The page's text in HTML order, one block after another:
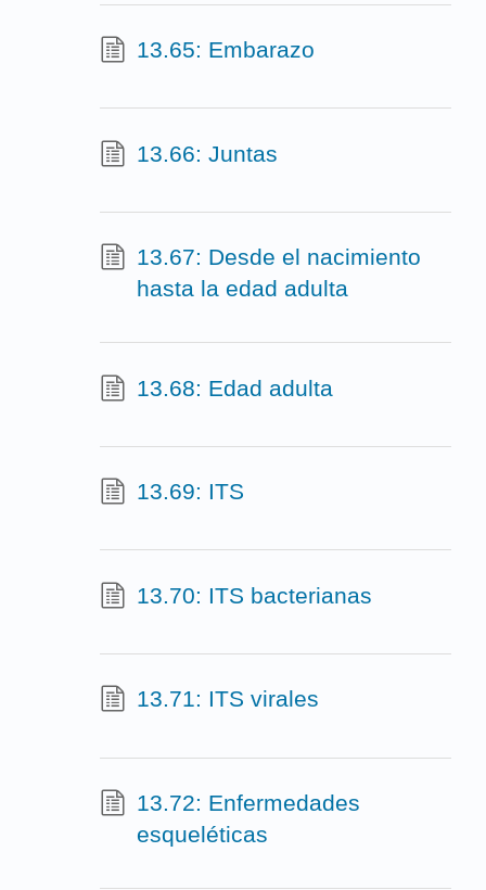
13.65: Embarazo
13.66: Juntas
13.67: Desde el nacimiento
hasta la edad adulta
13.68: Edad adulta
13.69: ITS
13.70: ITS bacterianas
13.71: ITS virales
13.72: Enfermedades
esqueléticas